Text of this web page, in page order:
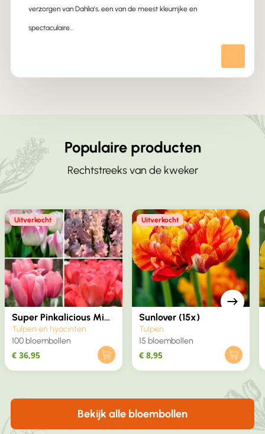
verzorgen van Dahlia's, een van de meest kleurrijke en
spectaculaire…
Populaire producten
Rechtstreeks van de kweker
Uitverkocht
Super Pinkalicious Mix
(100x)
Tulpen en hyacinten
100 bloembollen
€ 36,95
Uitverkocht
Sunlover (15x)
Tulpen
15 bloembollen
€ 8,95
Bekijk alle bloembollen